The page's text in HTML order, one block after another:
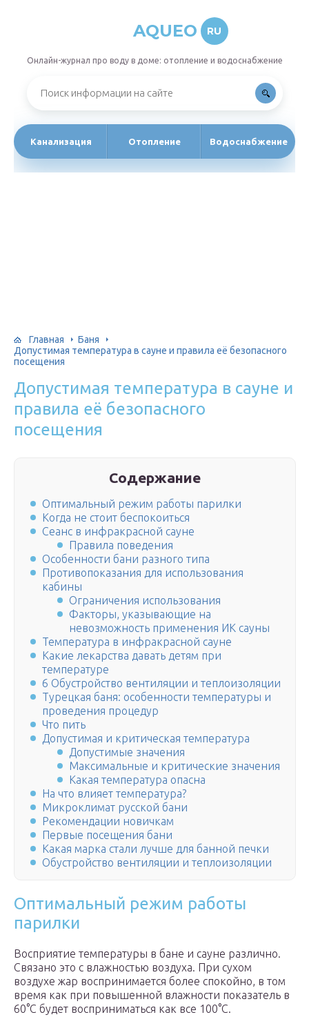
AQUEO RU
Онлайн-журнал про воду в доме: отопление и водоснабжение
Канализация Отопление Водоснабжение
Главная
Баня
Допустимая температура в сауне и правила её безопасного
посещения
Допустимая температура в сауне и
правила её безопасного
посещения
Содержание
Оптимальный режим работы парилки
Когда не стоит беспокоиться
Сеанс в инфракрасной сауне
Правила поведения
Особенности бани разного типа
Противопоказания для использования
кабины
Ограничения использования
Факторы, указывающие на
невозможность применения ИК сауны
Температура в инфракрасной сауне
Какие лекарства давать детям при
температуре
6 Обустройство вентиляции и теплоизоляции
Турецкая баня: особенности температуры и
проведения процедур
Что пить
Допустимая и критическая температура
Допустимые значения
Максимальные и критические значения
Какая температура опасна
На что влияет температура?
Микроклимат русской бани
Рекомендации новичкам
Первые посещения бани
Какая марка стали лучше для банной печки
Обустройство вентиляции и теплоизоляции
Оптимальный режим работы
парилки
Восприятие температуры в бане и сауне различно.
Связано это с влажностью воздуха. При сухом
воздухе жар воспринимается более спокойно, в том
время как при повышенной влажности показатель в
60°С будет восприниматься как все 100°С.